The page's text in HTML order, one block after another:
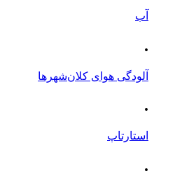
آب
.
آلودگی هوای کلان‌شهرها
.
استارتاپ
.